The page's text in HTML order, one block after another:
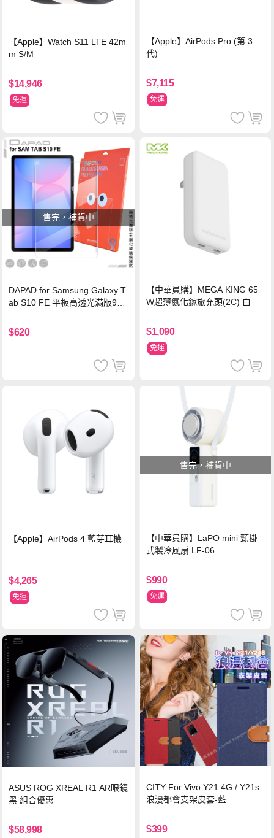
【Apple】Watch S11 LTE 42m
m S/M
$14,946
免運
【Apple】AirPods Pro (第 3
代)
$7,115
免運
售完，補貨中
DAPAD for Samsung Galaxy T
ab S10 FE 平板高透光滿版9H
$620
【中華員購】MEGA KING 65
W超薄氮化鎵旅充頭(2C) 白
$1,090
免運
【Apple】AirPods 4 藍芽耳機
$4,265
免運
售完，補貨中
【中華員購】LaPO mini 頸掛
式製冷風扇 LF-06
$990
免運
ASUS ROG XREAL R1 AR眼鏡
黑 組合優惠
$58,998
CITY For Vivo Y21 4G / Y21s
浪漫都會支架皮套-藍
$399